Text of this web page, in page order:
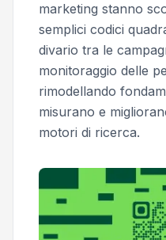
marketing stanno
semplici codici
divario tra le
monitoraggio delle
rimodellando
misurano e
motori di ricerca.